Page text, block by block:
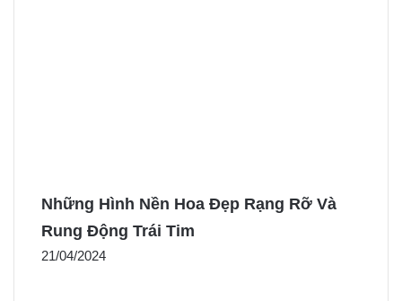
Những Hình Nền Hoa Đẹp Rạng Rỡ Và
Rung Động Trái Tim
21/04/2024